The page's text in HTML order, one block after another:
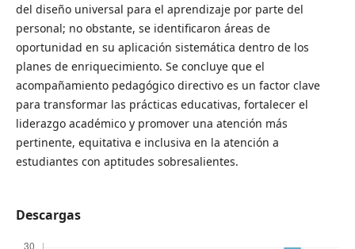
del diseño universal para el aprendizaje por parte del
personal; no obstante, se identificaron áreas de
oportunidad en su aplicación sistemática dentro de los
planes de enriquecimiento. Se concluye que el
acompañamiento pedagógico directivo es un factor clave
para transformar las prácticas educativas, fortalecer el
liderazgo académico y promover una atención más
pertinente, equitativa e inclusiva en la atención a
estudiantes con aptitudes sobresalientes.
Descargas